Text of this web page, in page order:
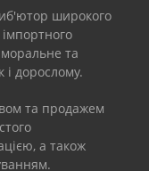
широкого
та
і дорослому.
та продажем
а також